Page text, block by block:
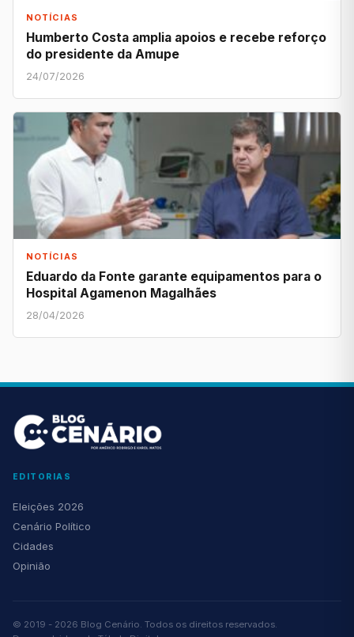
NOTÍCIAS
Humberto Costa amplia apoios e recebe reforço
do presidente da Amupe
24/07/2026
NOTÍCIAS
Eduardo da Fonte garante equipamentos para o
Hospital Agamenon Magalhães
28/04/2026
EDITORIAS
Eleições 2026
Cenário Político
Cidades
Opinião
© 2019 - 2026 Blog Cenário. Todos os direitos reservados.